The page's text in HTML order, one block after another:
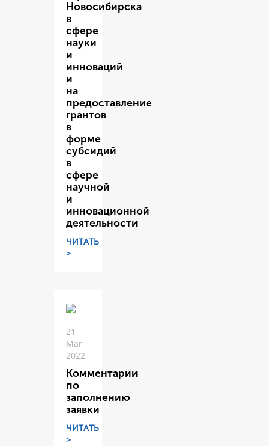
Новосибирска
в
сфере
науки
и
инноваций
и
на
предоставление
грантов
в
форме
субсидий
в
сфере
научной
и
инновационной
деятельности
ЧИТАТЬ
>
21
Mär
2022
Комментарии
по
заполнению
заявки
ЧИТАТЬ
>